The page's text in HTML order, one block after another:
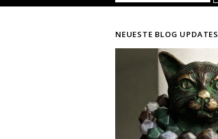
NEUESTE BLOG UPDATES